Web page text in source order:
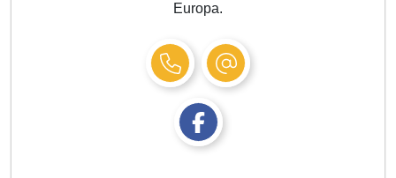
Europa.